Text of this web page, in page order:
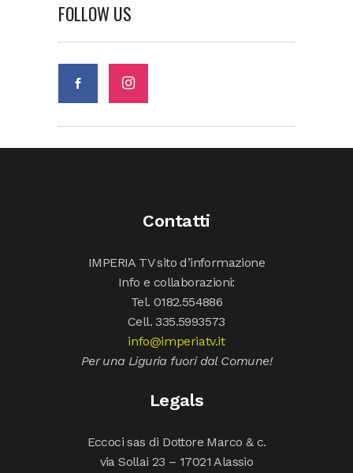
FOLLOW US
Contatti
IMPERIA TV sito d’informazione
Info e collaborazioni:
Tel. 0182.554886
Cell. 335.5993573
info@imperiatv.it
Per una Liguria fuori dal Comune!
Legals
Eccoci sas di Dottore Marco & c.
via Sollai 23 – 17021 Alassio